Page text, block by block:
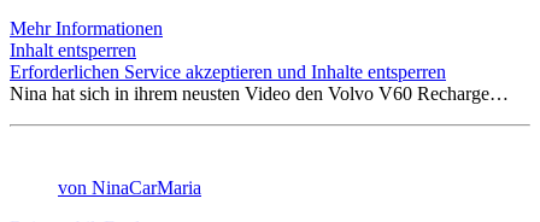
Mehr Informationen
Inhalt entsperren
Erforderlichen Service akzeptieren und Inhalte entsperren
Nina hat sich in ihrem neusten Video den Volvo V60 Recharge…
von NinaCarMaria